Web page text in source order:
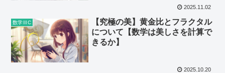
2025.11.02
数学ⅢC
【究極の美】黄金比とフラクタル
について【数学は美しさを計算で
きるか】
2025.10.20